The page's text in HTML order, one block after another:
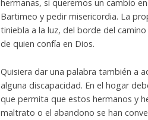
hermanas, si queremos un cambio
Bartimeo y pedir misericordia. La
tiniebla a la luz, del borde del
de quien confía en Dios.
Quisiera dar una palabra también a
alguna discapacidad. En el hogar
que permita que estos hermanos y
maltrato o el abandono se han